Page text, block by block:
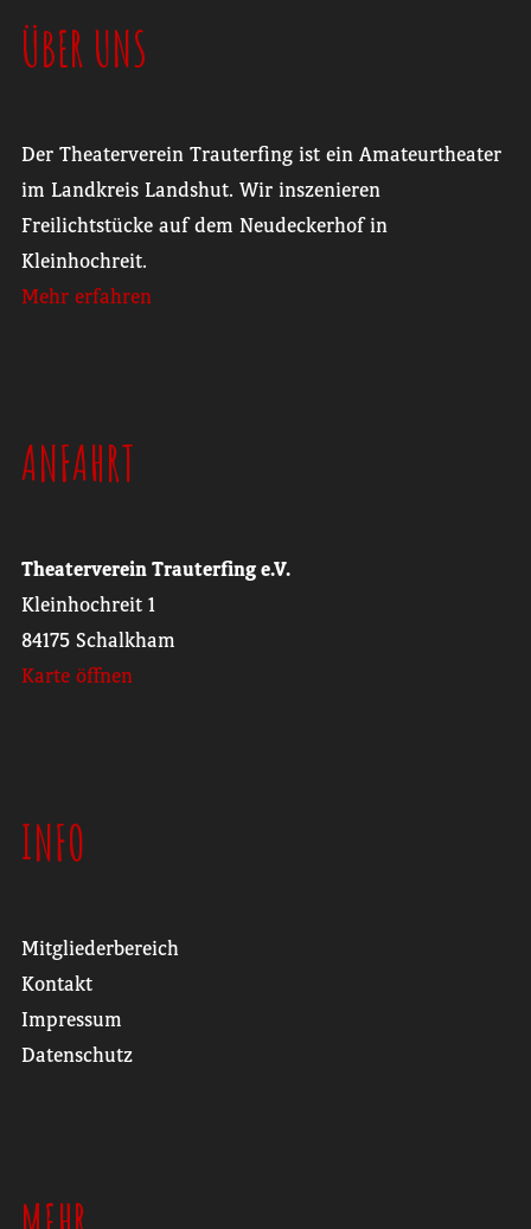
ÜBER UNS
Der Theaterverein Trauterfing ist ein Amateurtheater
im Landkreis Landshut. Wir inszenieren
Freilichtstücke auf dem Neudeckerhof in
Kleinhochreit.
Mehr erfahren
ANFAHRT
Theaterverein Trauterfing e.V.
Kleinhochreit 1
84175 Schalkham
Karte öffnen
INFO
Mitgliederbereich
Kontakt
Impressum
Datenschutz